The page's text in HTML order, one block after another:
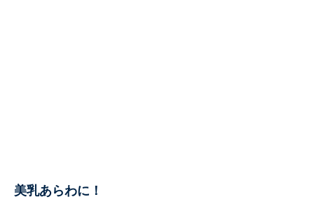
美乳あらわに！